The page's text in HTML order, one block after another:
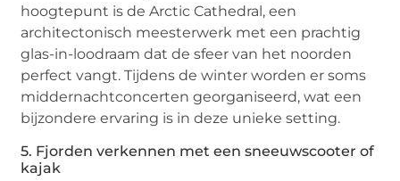
hoogtepunt is de Arctic Cathedral, een
architectonisch meesterwerk met een prachtig
glas-in-loodraam dat de sfeer van het noorden
perfect vangt. Tijdens de winter worden er soms
middernachtconcerten georganiseerd, wat een
bijzondere ervaring is in deze unieke setting.
5. Fjorden verkennen met een sneeuwscooter of
kajak